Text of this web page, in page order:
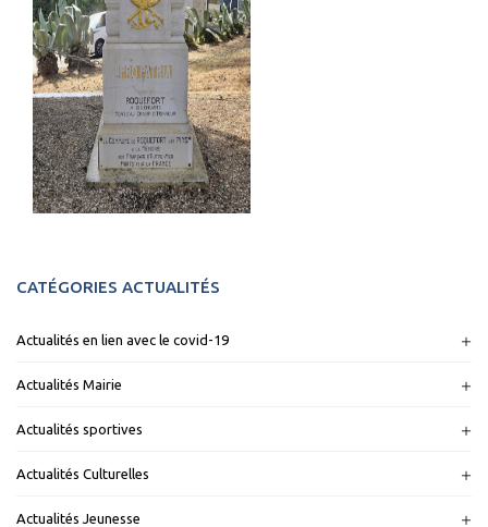
CATÉGORIES ACTUALITÉS
Actualités en lien avec le covid-19
Actualités Mairie
Actualités sportives
Actualités Culturelles
Actualités Jeunesse